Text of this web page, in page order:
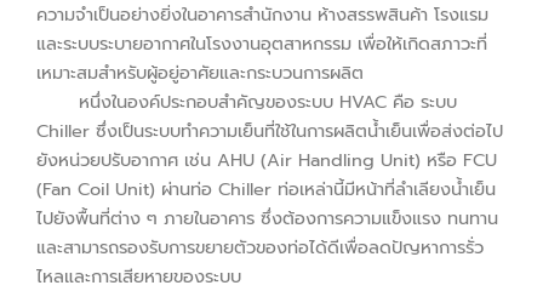
ความจำเป็นอย่างยิ่งในอาคารสำนักงาน ห้างสรรพสินค้า โรงแรม
และระบบระบายอากาศในโรงงานอุตสาหกรรม เพื่อให้เกิดสภาวะที่
เหมาะสมสำหรับผู้อยู่อาศัยและกระบวนการผลิต
หนึ่งในองค์ประกอบสำคัญของระบบ HVAC คือ ระบบ
Chiller ซึ่งเป็นระบบทำความเย็นที่ใช้ในการผลิตน้ำเย็นเพื่อส่งต่อไป
ยังหน่วยปรับอากาศ เช่น AHU (Air Handling Unit) หรือ FCU
(Fan Coil Unit) ผ่านท่อ Chiller ท่อเหล่านี้มีหน้าที่ลำเลียงน้ำเย็น
ไปยังพื้นที่ต่าง ๆ ภายในอาคาร ซึ่งต้องการความแข็งแรง ทนทาน
และสามารถรองรับการขยายตัวของท่อได้ดีเพื่อลดปัญหาการรั่ว
ไหลและการเสียหายของระบบ